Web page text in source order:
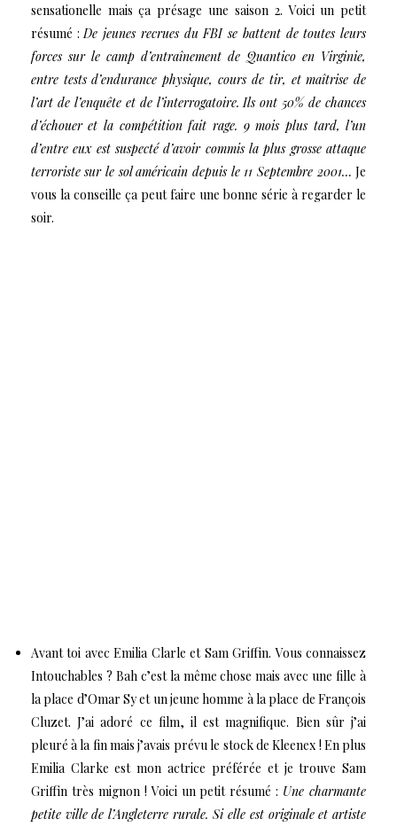
sensationelle mais ça présage une saison 2. Voici un petit
résumé :De jeunes recrues du FBI se battent de toutes leurs
forces sur le camp d’entraînement de Quantico en Virginie,
entre tests d’endurance physique, cours de tir, et maîtrise de
l’art de l’enquête et de l’interrogatoire. Ils ont 50% de chances
d’échouer et la compétition fait rage. 9 mois plus tard, l’un
d’entre eux est suspecté d’avoir commis la plus grosse attaque
terroriste sur le sol américain depuis le 11 Septembre 2001…Je
vous la conseille ça peut faire une bonne série à regarder le
soir.
Avant toi avec Emilia Clarle et Sam Griffin. Vous connaissez
Intouchables ? Bah c’est la même chose mais avec une fille à
la place d’Omar Sy et un jeune homme à la place de François
Cluzet. J’ai adoré ce film, il est magnifique. Bien sûr j’ai
pleuré à la fin mais j’avais prévu le stock de Kleenex ! En plus
Emilia Clarke est mon actrice préférée et je trouve Sam
Griffin très mignon ! Voici un petit résumé : Une charmante
petite ville de l’Angleterre rurale. Si elle est originale et artiste